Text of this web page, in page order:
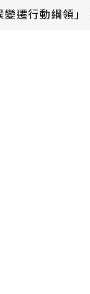
遷行動綱領」